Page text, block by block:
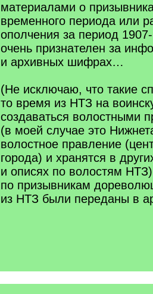
материалами о
временного периода или
ополчения за период
очень признателен за
и архивных шифрах…
(Не исключаю, что такие
то время из НТЗ на
создаваться волостными
(в моей случае это
волостное правление
города) и хранятся в
и описях по волостям
по призывникам
из НТЗ были переданы в